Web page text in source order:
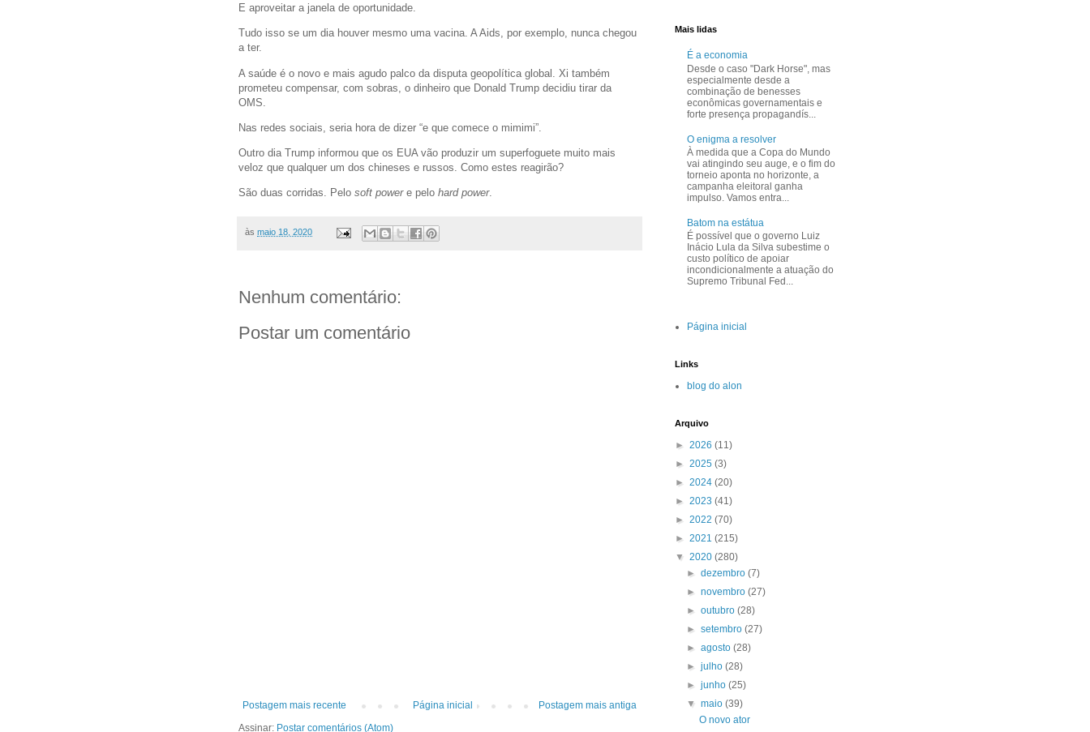
E aproveitar a janela de oportunidade.
Tudo isso se um dia houver mesmo uma vacina. A Aids, por exemplo, nunca chegou
a ter.
A saúde é o novo e mais agudo palco da disputa geopolítica global. Xi também
prometeu compensar, com sobras, o dinheiro que Donald Trump decidiu tirar da
OMS.
Nas redes sociais, seria hora de dizer “e que comece o mimimi”.
Outro dia Trump informou que os EUA vão produzir um superfoguete muito mais
veloz que qualquer um dos chineses e russos. Como estes reagirão?
São duas corridas. Pelo soft powere pelo hard power.
às maio 18, 2020
Nenhum comentário:
Postar um comentário
Postagem mais recente Postagem mais antiga
Página inicial
Assinar: Postar comentários (Atom)
Mais lidas
É a economia
Desde o caso "Dark Horse", mas
especialmente desde a
combinação de benesses
econômicas governamentais e
forte presença propagandís...
O enigma a resolver
À medida que a Copa do Mundo
vai atingindo seu auge, e o fim do
torneio aponta no horizonte, a
campanha eleitoral ganha
impulso. Vamos entra...
Batom na estátua
É possível que o governo Luiz
Inácio Lula da Silva subestime o
custo político de apoiar
incondicionalmente a atuação do
Supremo Tribunal Fed...
Página inicial
Links
blog do alon
Arquivo
► 2026 (11)
► 2025 (3)
► 2024 (20)
► 2023 (41)
► 2022 (70)
► 2021 (215)
▼ 2020 (280)
►dezembro(7)
►novembro(27)
►outubro(28)
►setembro(27)
►agosto(28)
►julho(28)
►junho(25)
▼maio(39)
O novo ator